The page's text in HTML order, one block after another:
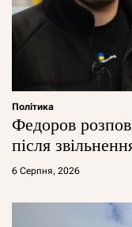
Політика
Федоров
після
6 Серпня, 2026